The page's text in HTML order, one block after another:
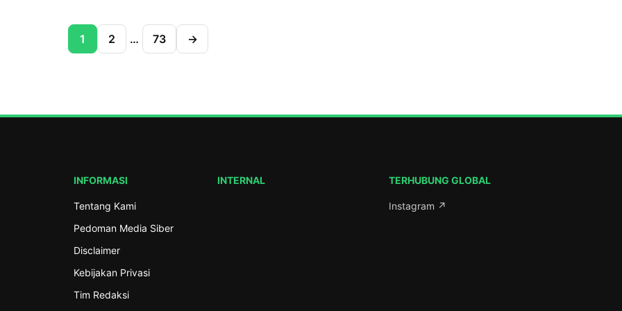
(19/7/2026) di Pondok Pesantren Al-Hasani, Komplek
SMK Ma’arif NU 01 Limpung, Kabupaten Batang.
program Sambang Pesantren RMI PWNU Jawa […]
1 2 … 73 →
INFORMASI
Tentang Kami
Pedoman Media Siber
Disclaimer
Kebijakan Privasi
Tim Redaksi
INTERNAL TERHUBUNG GLOBAL
Instagram ↗